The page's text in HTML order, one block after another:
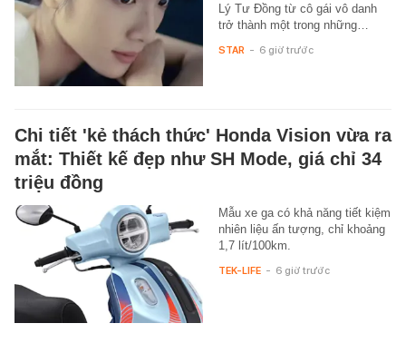
Lý Tư Đồng từ cô gái vô danh
trở thành một trong những…
STAR - 6 giờ trước
Chi tiết 'kẻ thách thức' Honda Vision vừa ra
mắt: Thiết kế đẹp như SH Mode, giá chỉ 34
triệu đồng
Mẫu xe ga có khả năng tiết kiệm
nhiên liệu ấn tượng, chỉ khoảng
1,7 lít/100km.
TEK-LIFE - 6 giờ trước